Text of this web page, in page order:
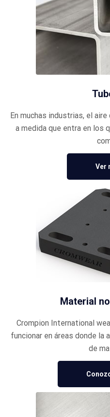
Material
Crompion International
funcionar en áreas donde la
de
En muchas industrias, el
a medida que entra en los
Ver